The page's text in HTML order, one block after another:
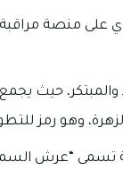
163 طابقًا ويحتوي على
حيث يجمع
وهو رمز